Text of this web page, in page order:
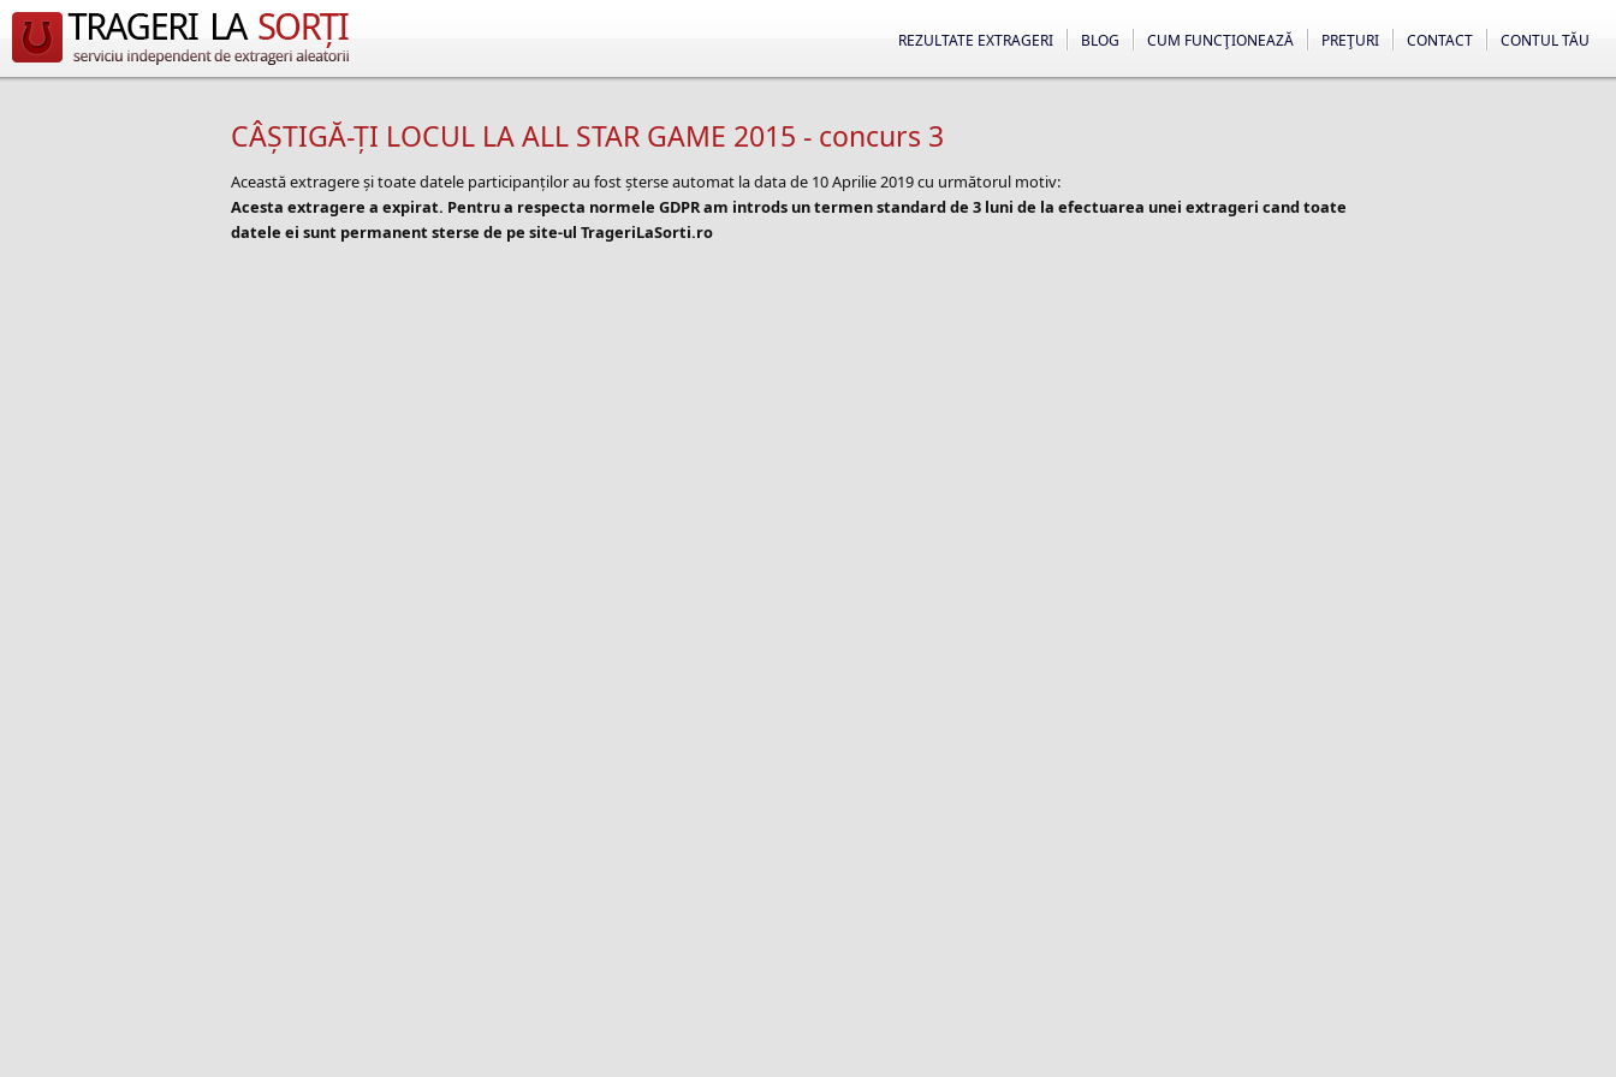
CONTUL TĂU
CONTACT
PREŢURI
CUM FUNCŢIONEAZĂ
BLOG
REZULTATE EXTRAGERI
CÂȘTIGĂ-ȚI LOCUL LA ALL STAR GAME 2015 - concurs 3
Această extragere și toate datele participanților au fost șterse automat la data de 10 Aprilie 2019 cu următorul motiv:
Acesta extragere a expirat. Pentru a respecta normele GDPR am introds un termen standard de 3 luni de la efectuarea unei extrageri cand toate
datele ei sunt permanent sterse de pe site-ul TrageriLaSorti.ro